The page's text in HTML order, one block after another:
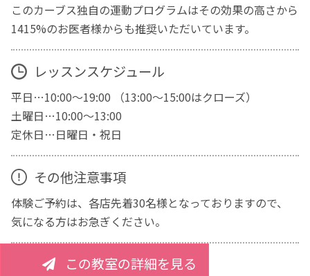
このカーブス独自の運動プログラムはその効果の高さから
1415%のお医者様からも推奨いただいています。
レッスンスケジュール
平日…10:00～19:00 （13:00～15:00はクローズ）
土曜日…10:00～13:00
定休日…日曜日・祝日
その他注意事項
体験ご予約は、各店先着30名様となっておりますので、
気になる方はお急ぎください。
この教室の詳細を見る